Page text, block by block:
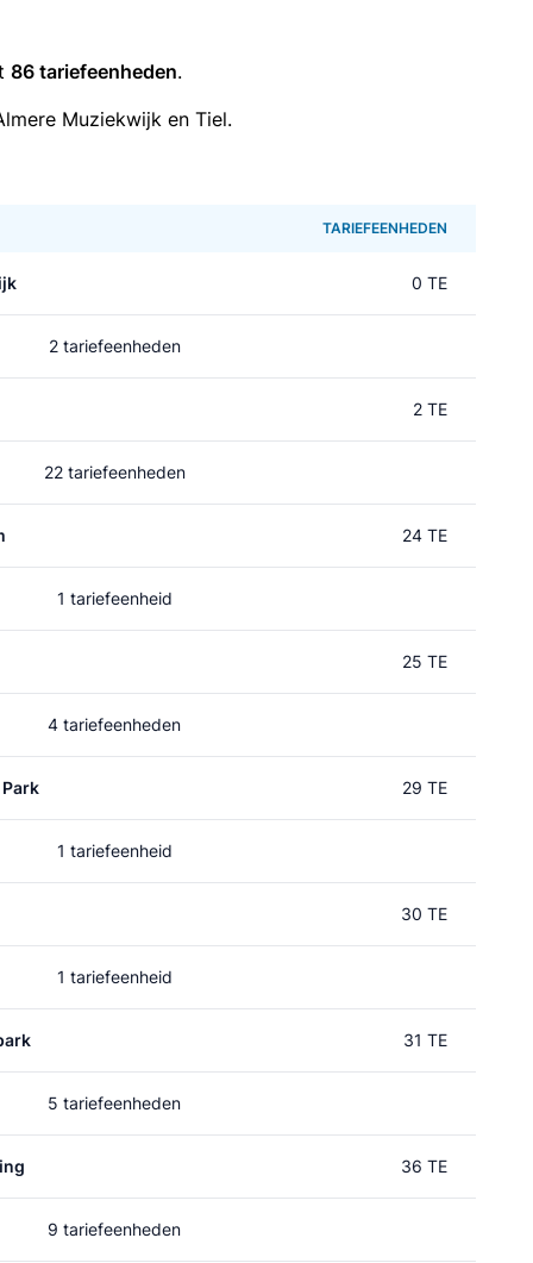
86 tariefeenheden.
Muziekwijk en Tiel.
TARIEFEENHEDEN
0 TE
2 tariefeenheden
2 TE
22 tariefeenheden
24 TE
1 tariefeenheid
25 TE
4 tariefeenheden
29 TE
1 tariefeenheid
30 TE
1 tariefeenheid
31 TE
5 tariefeenheden
36 TE
9 tariefeenheden